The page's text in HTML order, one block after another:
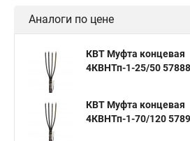
Аналоги по цене
КВТ Муфта концевая
4КВНТп-1-25/50 57888
КВТ Муфта концевая
4КВНТп-1-70/120